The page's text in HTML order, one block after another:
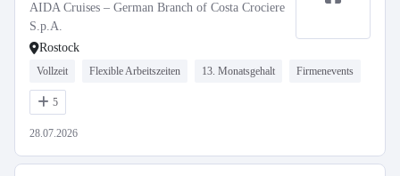
AIDA Cruises – German Branch of Costa Crociere
S.p.A.
Rostock
Vollzeit Flexible Arbeitszeiten 13. Monatsgehalt Firmenevents
5
28.07.2026